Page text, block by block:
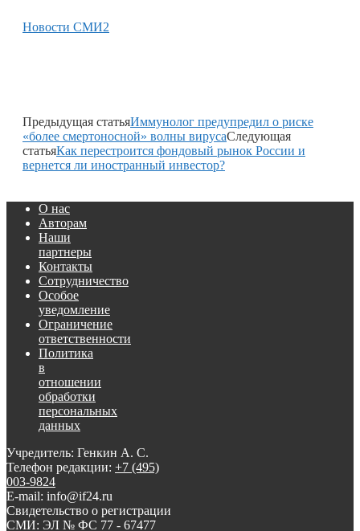
Новости СМИ2
Предыдущая статьяИммунолог предупредил о риске
«более смертоносной» волны вирусаСледующая
статьяКак перестроится фондовый рынок России и
вернется ли иностранный инвестор?
О нас
Авторам
Наши
партнеры
Контакты
Сотрудничество
Особое
уведомление
Ограничение
ответственности
Политика
в
отношении
обработки
персональных
данных
Учредитель: Генкин А. С.
Телефон редакции: +7 (495)
003-9824
E-mail: info@if24.ru
Свидетельство о регистрации
СМИ: ЭЛ № ФС 77 - 67477